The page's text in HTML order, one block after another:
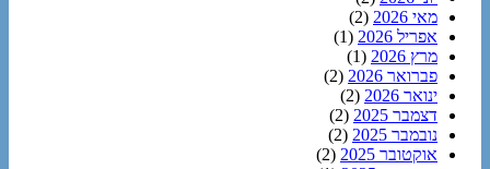
מאי 2026
(2)
אפריל 2026
(1)
מרץ 2026
(1)
פברואר 2026
(2)
ינואר 2026
(2)
דצמבר 2025
(2)
נובמבר 2025
(2)
אוקטובר 2025
(2)